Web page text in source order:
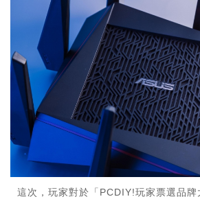
這次，玩家對於「PCDIY!玩家票選品